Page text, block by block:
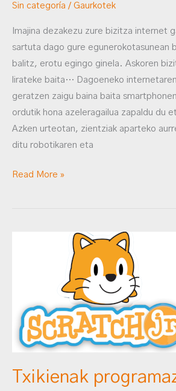
Sin categoría / Gaurkotek
Imajina dezakezu zure bizitza internet
sartuta dago gure egunerokotasunean
balitz, erotu egingo ginela. Askoren
lirateke baita… Dagoeneko
geratzen zaigu baina baita
ordutik hona azeleragailua zapaldu du
Azken urteotan, zientziak aparteko
ditu robotikaren eta
Read More »
Txikienak
programazioaren
ekin
hasten